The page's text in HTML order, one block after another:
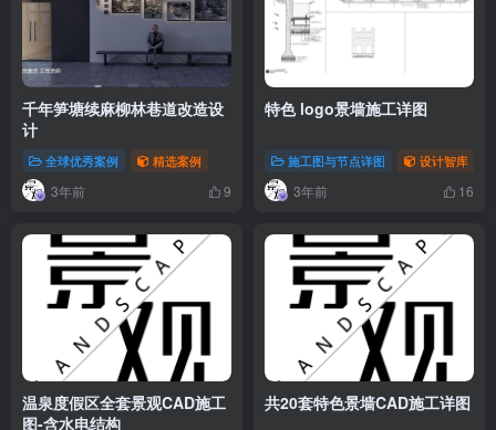
千年笋塘续麻柳林巷道改造设
计
全球优秀案例 精选案例
3年前 9
特色 logo景墙施工详图
施工图与节点详图 设计智库
3年前 16
温泉度假区全套景观CAD施工
图-含水电结构
共20套特色景墙CAD施工详图